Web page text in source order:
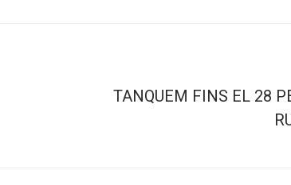
TANQUEM FINS EL 28